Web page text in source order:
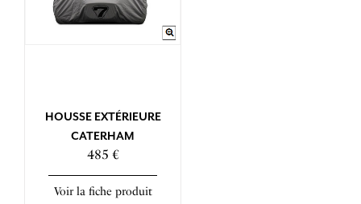
HOUSSE EXTÉRIEURE
CATERHAM
485 €
Voir la fiche produit